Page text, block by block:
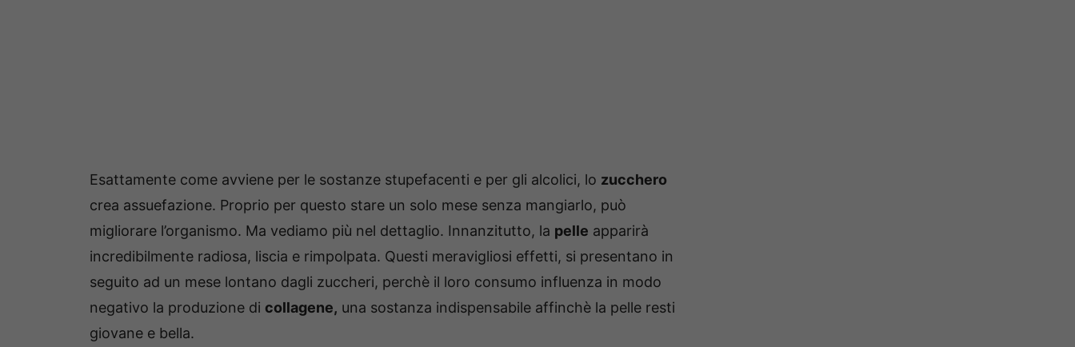
Esattamente come avviene per le sostanze stupefacenti e per gli alcolici, lo zucchero
crea assuefazione. Proprio per questo stare un solo mese senza mangiarlo, può
migliorare l’organismo. Ma vediamo più nel dettaglio. Innanzitutto, la pelle apparirà
incredibilmente radiosa, liscia e rimpolpata. Questi meravigliosi effetti, si presentano in
seguito ad un mese lontano dagli zuccheri, perchè il loro consumo influenza in modo
negativo la produzione di collagene, una sostanza indispensabile affinchè la pelle resti
giovane e bella.